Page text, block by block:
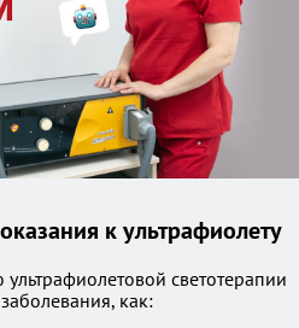
к ультрафиолету
светотерапии
как: